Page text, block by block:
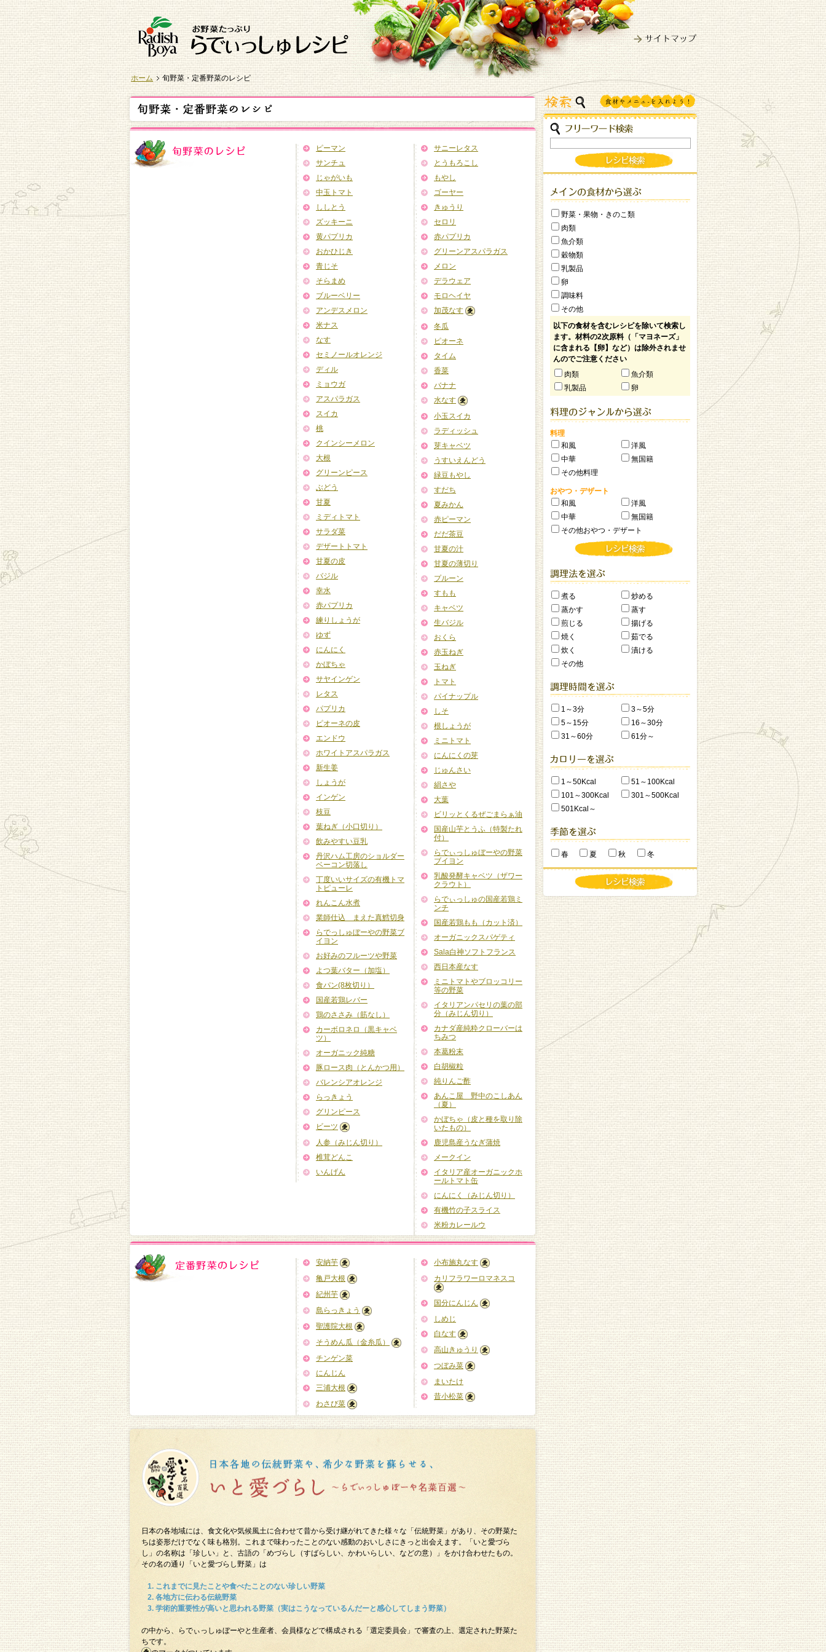
ホーム 旬野菜・定番野菜のレシピ
ピーマン
サンチュ
じゃがいも
中玉トマト
ししとう
ズッキーニ
黄パプリカ
おかひじき
青じそ
そらまめ
ブルーベリー
アンデスメロン
米ナス
なす
セミノールオレンジ
ディル
ミョウガ
アスパラガス
スイカ
桃
クインシーメロン
大根
グリーンピース
ぶどう
甘夏
ミディトマト
サラダ菜
デザートトマト
甘夏の皮
バジル
幸水
赤パプリカ
練りしょうが
ゆず
にんにく
かぼちゃ
サヤインゲン
レタス
パプリカ
ピオーネの皮
エンドウ
ホワイトアスパラガス
新生姜
しょうが
インゲン
枝豆
葉ねぎ（小口切り）
飲みやすい豆乳
丹沢ハム工房のショルダー
ベーコン切落し
丁度いいサイズの有機トマ
トピューレ
れんこん水煮
業師仕込 まえた真鱈切身
らでっしゅぼーやの野菜ブ
イヨン
お好みのフルーツや野菜
よつ葉バター（加塩）
食パン(8枚切り）
国産若鶏レバー
鶏のささみ（筋なし）
カーボロネロ（黒キャベ
ツ）
オーガニック純糖
豚ロース肉（とんかつ用）
バレンシアオレンジ
らっきょう
グリンピース
ビーツ
人参（みじん切り）
椎茸どんこ
いんげん
サニーレタス
とうもろこし
もやし
ゴーヤー
きゅうり
セロリ
赤パプリカ
グリーンアスパラガス
メロン
デラウェア
モロヘイヤ
加茂なす
冬瓜
ピオーネ
タイム
香菜
バナナ
水なす
小玉スイカ
ラディッシュ
芽キャベツ
うすいえんどう
緑豆もやし
すだち
夏みかん
赤ピーマン
だだ茶豆
甘夏の汁
甘夏の薄切り
プルーン
すもも
キャベツ
生バジル
おくら
赤玉ねぎ
玉ねぎ
トマト
パイナップル
しそ
根しょうが
ミニトマト
にんにくの芽
じゅんさい
絹さや
大葉
ビリッとくるぜごまらぁ油
国産山芋とうふ（特製たれ
付）
らでぃっしゅぼーやの野菜
ブイヨン
乳酸発酵キャベツ（ザワー
クラウト）
らでぃっしゅの国産若鶏ミ
ンチ
国産若鶏もも（カット済）
オーガニックスパゲティ
Sala白神ソフトフランス
西日本産なす
ミニトマトやブロッコリー
等の野菜
イタリアンパセリの葉の部
分（みじん切り）
カナダ産純粋クローバーは
ちみつ
本葛粉末
白胡椒粒
純りんご酢
あんこ屋 野中のこしあん
（夏）
かぼちゃ（皮と種を取り除
いたもの）
鹿児島産うなぎ蒲焼
メークイン
イタリア産オーガニックホ
ールトマト缶
にんにく（みじん切り）
有機竹の子スライス
米粉カレールウ
安納芋
亀戸大根
紀州芋
島らっきょう
聖護院大根
そうめん瓜（金糸瓜）
チンゲン菜
にんじん
三浦大根
わさび菜
小布施丸なす
カリフラワーロマネスコ
国分にんじん
しめじ
白なす
高山きゅうり
つぼみ菜
まいたけ
昔小松菜
日本の各地域には、食文化や気候風土に合わせて昔から受け継がれてきた様々な「伝統野菜」があり、その野菜た
ちは姿形だけでなく味も格別。これまで味わったことのない感動のおいしさにきっと出会えます。「いと愛づら
し」の名称は「珍しい」と、古語の「めづらし（すばらしい、かわいらしい、などの意）」をかけ合わせたもの。
その名の通り「いと愛づらし野菜」は
これまでに見たことや食べたことのない珍しい野菜
各地方に伝わる伝統野菜
学術的重要性が高いと思われる野菜（実はこうなっているんだーと感心してしまう野菜）
の中から、らでぃっしゅぼーやと生産者、会員様などで構成される「選定委員会」で審査の上、選定された野菜た
ちです。
野菜・果物・きのこ類
肉類
魚介類
穀物類
乳製品
卵
調味料
その他
以下の食材を含むレシピを除いて検索し
ます。材料の2次原料（「マヨネーズ」
に含まれる【卵】など）は除外されませ
んのでご注意ください
肉類
魚介類
乳製品
卵
料理
和風
洋風
中華
無国籍
その他料理
おやつ・デザート
和風
洋風
中華
無国籍
その他おやつ・デザート
煮る
炒める
蒸かす
蒸す
煎じる
揚げる
焼く
茹でる
炊く
漬ける
その他
1～3分
3～5分
5～15分
16～30分
31～60分
61分～
1～50Kcal
51～100Kcal
101～300Kcal
301～500Kcal
501Kcal～
春 夏 秋 冬